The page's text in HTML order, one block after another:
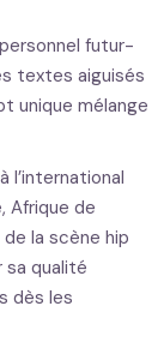
futur-
textes aiguisés
unique mélange
l’international
Afrique de
la scène hip
sa qualité
dès les